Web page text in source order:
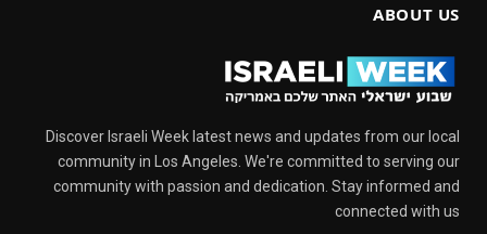
ABOUT US
Discover Israeli Week latest news and updates from our local
community in Los Angeles. We're committed to serving our
community with passion and dedication. Stay informed and
connected with us